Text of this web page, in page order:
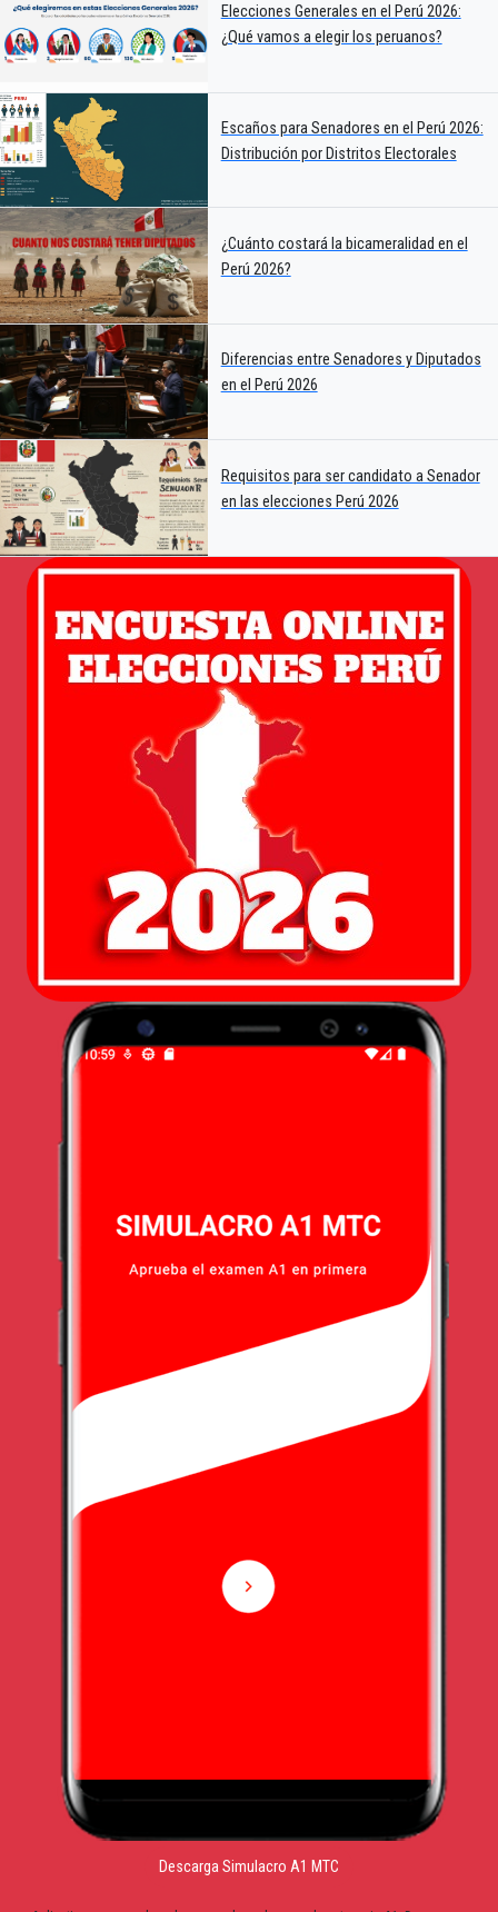
Elecciones Generales en el Perú 2026:
¿Qué vamos a elegir los peruanos?
Escaños para Senadores en el Perú 2026:
Distribución por Distritos Electorales
¿Cuánto costará la bicameralidad en el
Perú 2026?
Diferencias entre Senadores y Diputados
en el Perú 2026
Requisitos para ser candidato a Senador
en las elecciones Perú 2026
Descarga Simulacro A1 MTC